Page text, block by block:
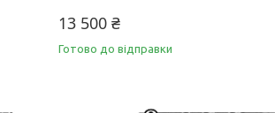
13 500 ₴
Готово до відправки